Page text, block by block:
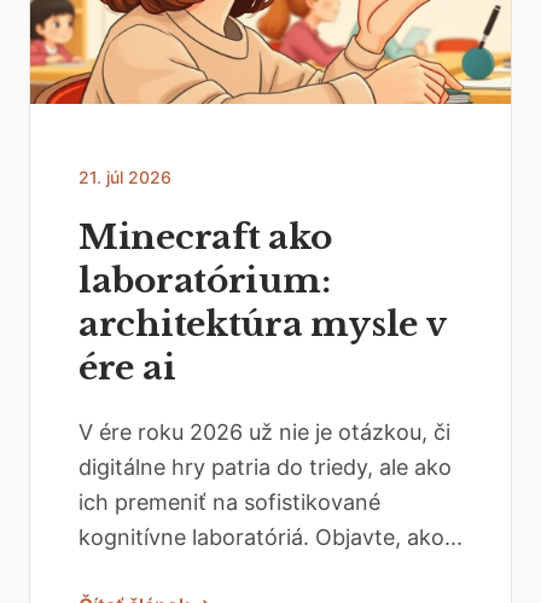
21. júl 2026
Minecraft ako
laboratórium:
architektúra mysle v
ére ai
V ére roku 2026 už nie je otázkou, či
digitálne hry patria do triedy, ale ako
ich premeniť na sofistikované
kognitívne laboratóriá. Objavte, ako...